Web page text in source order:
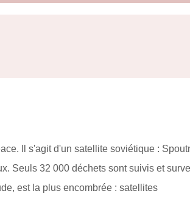
Il s'agit d'un satellite soviétique :
Seuls 32 000 déchets sont suivis et
est la plus encombrée : satellites